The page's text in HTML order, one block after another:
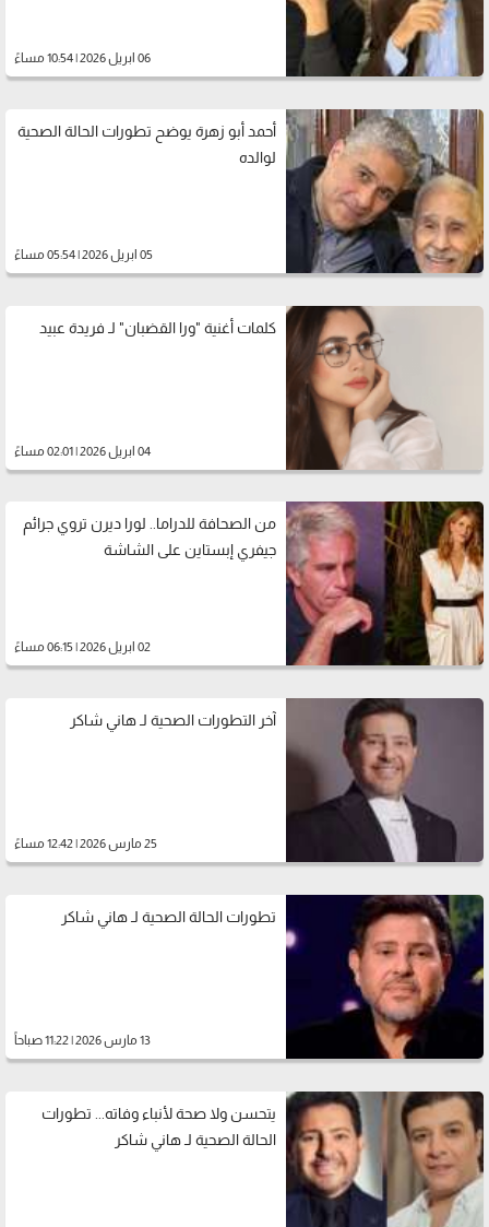
06 ابريل 2026 | 10:54 مساءً
أحمد أبو زهرة يوضح تطورات الحالة الصحية
لوالده
05 ابريل 2026 | 05:54 مساءً
كلمات أغنية "ورا القضبان" لـ فريدة عبيد
04 ابريل 2026 | 02:01 مساءً
من الصحافة للدراما.. لورا ديرن تروي جرائم
جيفري إبستاين على الشاشة
02 ابريل 2026 | 06:15 مساءً
آخر التطورات الصحية لـ هاني شاكر
25 مارس 2026 | 12:42 مساءً
تطورات الحالة الصحية لـ هاني شاكر
13 مارس 2026 | 11:22 صباحاً
يتحسن ولا صحة لأنباء وفاته... تطورات
الحالة الصحية لـ هاني شاكر